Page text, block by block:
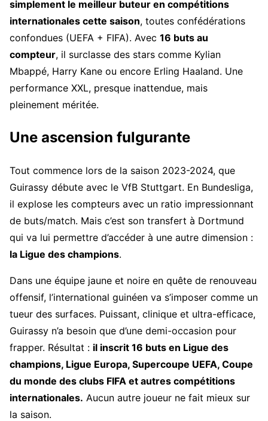
simplement le meilleur buteur en compétitions
internationales cette saison, toutes confédérations
confondues (UEFA + FIFA). Avec 16 buts au
compteur, il surclasse des stars comme Kylian
Mbappé, Harry Kane ou encore Erling Haaland. Une
performance XXL, presque inattendue, mais
pleinement méritée.
Une ascension fulgurante
Tout commence lors de la saison 2023-2024, que
Guirassy débute avec le VfB Stuttgart. En Bundesliga,
il explose les compteurs avec un ratio impressionnant
de buts/match. Mais c’est son transfert à Dortmund
qui va lui permettre d’accéder à une autre dimension :
la Ligue des champions.
Dans une équipe jaune et noire en quête de renouveau
offensif, l’international guinéen va s’imposer comme un
tueur des surfaces. Puissant, clinique et ultra-efficace,
Guirassy n’a besoin que d’une demi-occasion pour
frapper. Résultat : il inscrit 16 buts en Ligue des
champions, Ligue Europa, Supercoupe UEFA, Coupe
du monde des clubs FIFA et autres compétitions
internationales. Aucun autre joueur ne fait mieux sur
la saison.